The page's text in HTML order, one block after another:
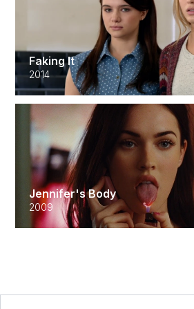
Faking It
2014
Jennifer's Body
2009